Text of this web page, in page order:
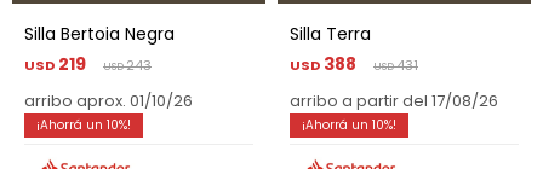
Silla Bertoia Negra
USD 219 USD243
arribo aprox. 01/10/26
10
Silla Terra
USD 388 USD431
arribo a partir del 17/08/26
10